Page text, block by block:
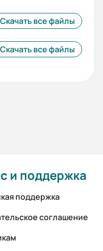
Скачать все файлы
Скачать все файлы
и поддержка
поддержка
соглашение